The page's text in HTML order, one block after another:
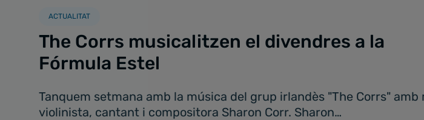
ACTUALITAT
The Corrs musicalitzen el divendres a la
Fórmula Estel
Tanquem setmana amb la música del grup irlandès "The Corrs"
violinista, cantant i compositora Sharon Corr. Sharon…